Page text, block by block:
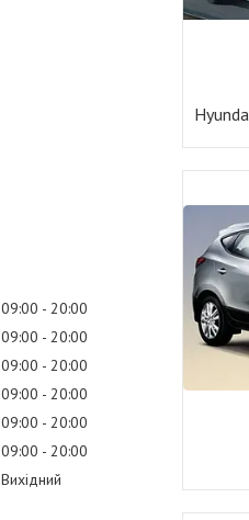
09:00
20:00
09:00
20:00
09:00
20:00
09:00
20:00
09:00
20:00
09:00
20:00
Вихідний